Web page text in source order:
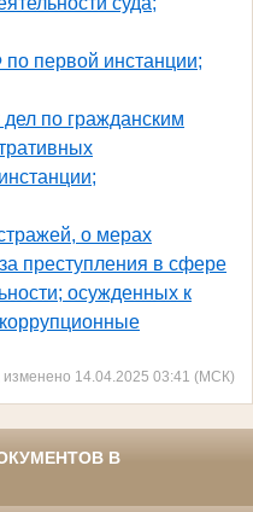
первой инстанции;
по гражданским
о мерах
преступления в сфере
осужденных к
14.04.2025 03:41 (МСК)
В